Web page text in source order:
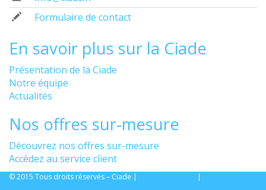
Formulaire de contact
En savoir plus sur la Ciade
Présentation de la Ciade
Notre équipe
Actualités
Nos offres sur-mesure
Découvrez nos offres sur-mesure
Accédez au service client
© 2015 Tous droits réservés – Ciade | |